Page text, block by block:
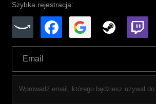
Szybka rejestracja:
Wprowadź email, którego będziesz używał